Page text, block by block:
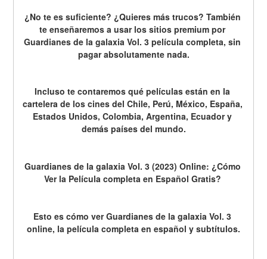
¿No te es suficiente? ¿Quieres más trucos? También
te enseñaremos a usar los sitios premium por
Guardianes de la galaxia Vol. 3 película completa, sin
pagar absolutamente nada.
Incluso te contaremos qué películas están en la
cartelera de los cines del Chile, Perú, México, España,
Estados Unidos, Colombia, Argentina, Ecuador y
demás países del mundo.
Guardianes de la galaxia Vol. 3 (2023) Online: ¿Cómo
Ver la Película completa en Español Gratis?
Esto es cómo ver Guardianes de la galaxia Vol. 3
online, la película completa en español y subtítulos.